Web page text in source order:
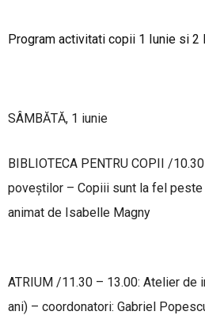
Program activitati copii 1 Iunie si 2
SÂMBĂTĂ, 1 iunie
BIBLIOTECA PENTRU COPII /
poveştilor – Copiii sunt la fel
animat de Isabelle Magny
ATRIUM /11.30 – 13.00: Atelier de
ani) – coordonatori: Gabriel